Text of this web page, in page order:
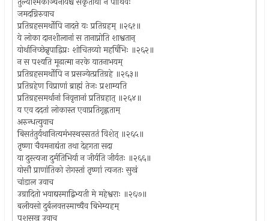
जमदग्निरुवाच
प्रतिग्रहसमर्थोपि नादत्ते यः प्रतिग्रहम् ॥२६१॥
ये लोका दानशीलानां स तानाप्नोति शाश्वतान्
योर्थानिच्छेन्नृपाद्विप्रः शोचितव्यो महर्षिभिः ॥२६२॥
न स पश्यति मूढात्मा नरके यातनाभयम्
प्रतिग्रहसमर्थोपि न प्रसज्येत्प्रतिग्रहे ॥२६३॥
प्रतिग्रहेण विप्राणां ब्राह्मं तेजः प्रशाम्यति
प्रतिग्रहसमर्थानां निवृत्तानां प्रतिग्रहात् ॥२६४॥
य एव ददतां लोकास्त एवाप्रतिगृह्णताम्
अरुन्धत्युवाच
बिसतंतुर्यथानित्यमंभस्थस्सततं विशेत् ॥२६५॥
तृष्णा चैवमनाद्यंता तथा देहगता सदा
या दुस्त्यजा दुर्मतिभिर्या न जीर्यति जीर्यतः ॥२६६॥
योसौ प्राणांतिको रोगस्तां तृष्णां त्यजतः सुखं
चांडाल उवाच
उग्रादितो भयाद्यस्माद्बिभ्यती मे महेश्वराः ॥२६७॥
बलीयसो दुर्बलवत्तस्माच्चैव बिभेम्यहम्
पशुसख उवाच